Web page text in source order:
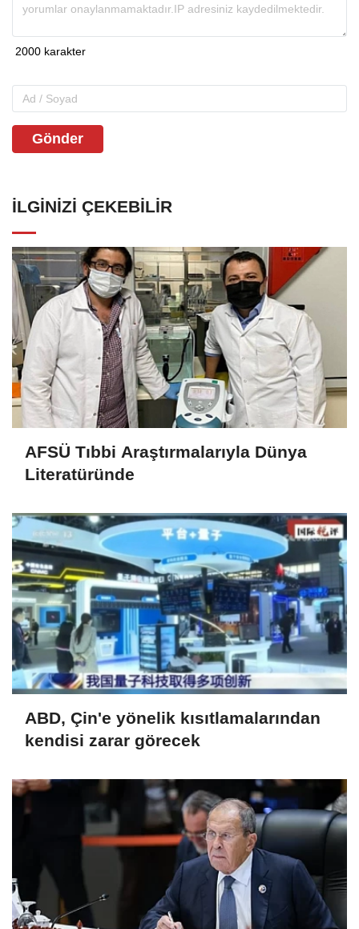
Gönder
İLGINIZI ÇEKEBILIR
AFSÜ Tıbbi Araştırmalarıyla Dünya
Literatüründe
ABD, Çin'e yönelik kısıtlamalarından
kendisi zarar görecek